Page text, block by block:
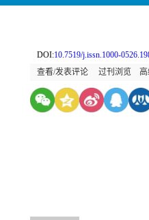
DOI:10.7519/j.issn.1000-
查看/发表评论
过刊浏览